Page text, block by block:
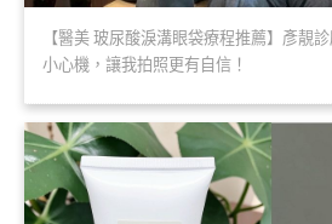
【醫美 玻尿酸淚溝眼袋療程推薦】彥靚
小心機，讓我拍照更有自信！